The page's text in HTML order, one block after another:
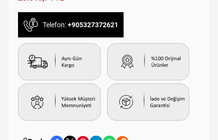
Telefon:+905327372621